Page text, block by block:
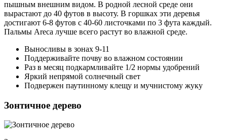
пышным внешним видом. В родной лесной среде они
вырастают до 40 футов в высоту. В горшках эти деревья
достигают 6-8 футов с 40-60 листочками по 3 фута каждый.
Пальмы Areca лучше всего растут во влажной среде.
Выносливы в зонах 9-11
Поддерживайте почву во влажном состоянии
Раз в месяц подкармливайте 1/2 нормы удобрений
Яркий непрямой солнечный свет
Подвержен паутинному клещу и мучнистому жуку
Зонтичное дерево